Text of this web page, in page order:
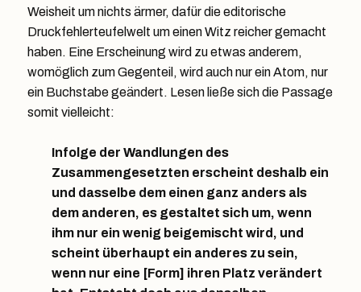
Weisheit um nichts ärmer, dafür die editorische
Druckfehlerteufelwelt um einen Witz reicher gemacht
haben. Eine Erscheinung wird zu etwas anderem,
womöglich zum Gegenteil, wird auch nur ein Atom, nur
ein Buchstabe geändert. Lesen ließe sich die Passage
somit vielleicht:
Infolge der Wandlungen des
Zusammengesetzten erscheint deshalb ein
und dasselbe dem einen ganz anders als
dem anderen, es gestaltet sich um, wenn
ihm nur ein wenig beigemischt wird, und
scheint überhaupt ein anderes zu sein,
wenn nur eine [Form] ihren Platz verändert